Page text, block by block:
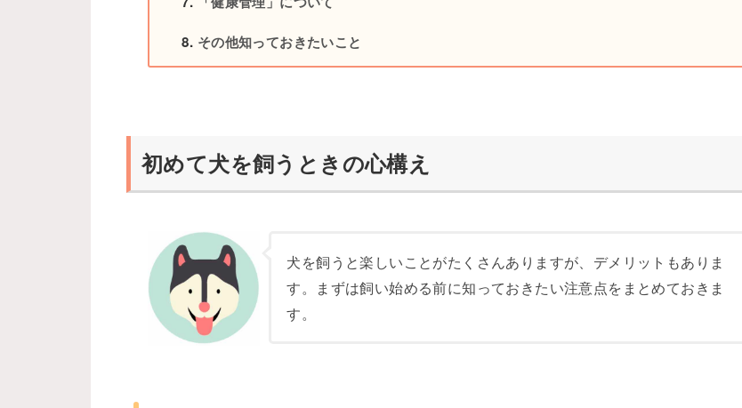
その他知っておきたいこと
初めて犬を飼うときの心構え
犬を飼うと楽しいことがたくさんありますが、デメリットもありま
す。まずは飼い始める前に知っておきたい注意点をまとめておきま
す。